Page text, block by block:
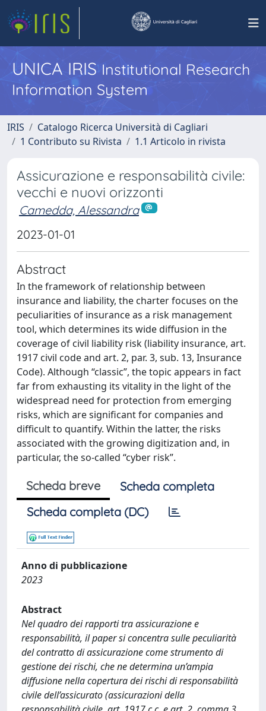
UNICA IRISInstitutional Research
Information System
IRIS
Catalogo Ricerca Università di Cagliari
1 Contributo su Rivista
1.1 Articolo in rivista
Assicurazione e responsabilità civile:
vecchi e nuovi orizzonti
Camedda, Alessandra
2023-01-01
Abstract
In the framework of relationship between
insurance and liability, the charter focuses on the
peculiarities of insurance as a risk management
tool, which determines its wide diffusion in the
coverage of civil liability risk (liability insurance, art.
1917 civil code and art. 2, par. 3, sub. 13, Insurance
Code). Although “classic”, the topic appears in fact
far from exhausting its vitality in the light of the
widespread need for protection from emerging
risks, which are significant for companies and
difficult to quantify. Within the latter, the risks
associated with the growing digitization and, in
particular, the so-called “cyber risk”.
Scheda breve
Scheda completa
Scheda completa (DC)
Anno di pubblicazione
2023
Abstract
Nel quadro dei rapporti tra assicurazione e
responsabilità, il paper si concentra sulle peculiarità
del contratto di assicurazione come strumento di
gestione dei rischi, che ne determina un’ampia
diffusione nella copertura dei rischi di responsabilità
civile dell’assicurato (assicurazioni della